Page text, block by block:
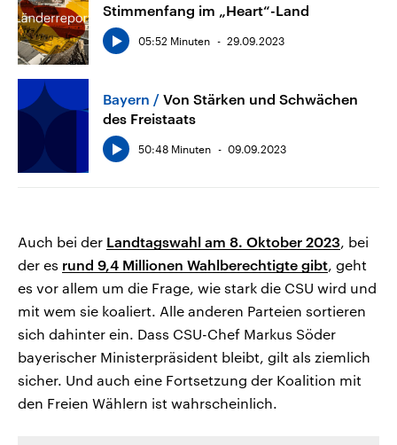
Stimmenfang im „Heart“-Land
05:52 Minuten 29.09.2023
Bayern
Von Stärken und Schwächen
des Freistaats
50:48 Minuten 09.09.2023
Auch bei der Landtagswahl am 8. Oktober 2023, bei
der es rund 9,4 Millionen Wahlberechtigte gibt, geht
es vor allem um die Frage, wie stark die CSU wird und
mit wem sie koaliert. Alle anderen Parteien sortieren
sich dahinter ein. Dass CSU-Chef Markus Söder
bayerischer Ministerpräsident bleibt, gilt als ziemlich
sicher. Und auch eine Fortsetzung der Koalition mit
den Freien Wählern ist wahrscheinlich.